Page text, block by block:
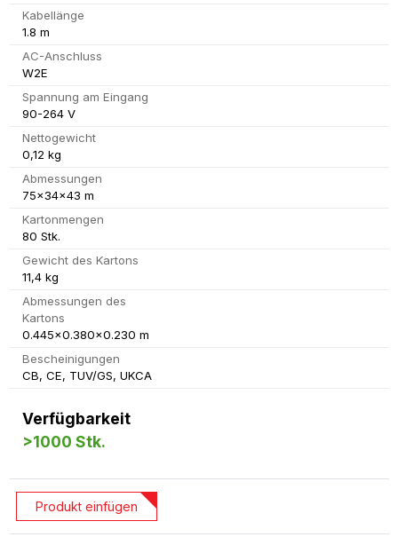
Kabellänge
1.8 m
AC-Anschluss
W2E
Spannung am Eingang
90-264 V
Nettogewicht
0,12 kg
Abmessungen
75x34x43 m
Kartonmengen
80 Stk.
Gewicht des Kartons
11,4 kg
Abmessungen des
Kartons
0.445x0.380x0.230 m
Bescheinigungen
CB, CE, TUV/GS, UKCA
Verfügbarkeit
>1000 Stk.
Produkt einfügen